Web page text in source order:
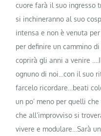
cuore farà il suo ingresso
si inchineranno al suo
intensa e non è venuta
per definire un cammino
coprirà gli anni a venire
ognuno di noi…con il suo
farcelo ricordare…beati
un po’ meno per quelli
che all’improvviso si
vivere e modulare…Sarà